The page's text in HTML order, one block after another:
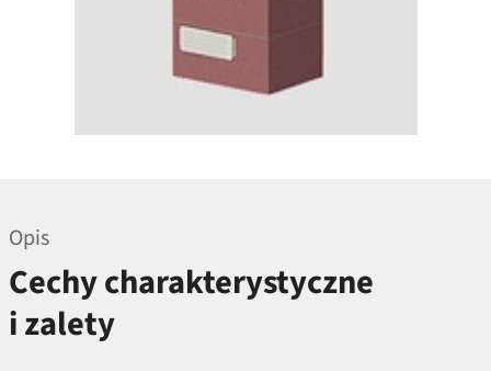
Opis
Cechy charakterystyczne
i zalety